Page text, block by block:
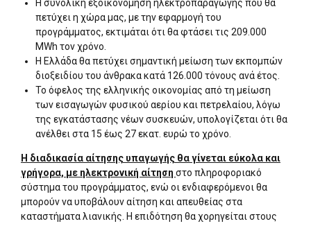
Η συνολική εξοικονόμηση ηλεκτροπαραγωγής που θα
πετύχει η χώρα μας, με την εφαρμογή του
προγράμματος, εκτιμάται ότι θα φτάσει τις 209.000
MWh τον χρόνο.
Η Ελλάδα θα πετύχει σημαντική μείωση των εκπομπών
διοξειδίου του άνθρακα κατά 126.000 τόνους ανά έτος.
Το όφελος της ελληνικής οικονομίας από τη μείωση
των εισαγωγών φυσικού αερίου και πετρελαίου, λόγω
της εγκατάστασης νέων συσκευών, υπολογίζεται ότι θα
ανέλθει στα 15 έως 27 εκατ. ευρώ το χρόνο.
Η διαδικασία αίτησης υπαγωγής θα γίνεται εύκολα και
γρήγορα, με ηλεκτρονική αίτηση στο πληροφοριακό
σύστημα του προγράμματος, ενώ οι ενδιαφερόμενοι θα
μπορούν να υποβάλουν αίτηση και απευθείας στα
καταστήματα λιανικής. Η επιδότηση θα χορηγείται στους